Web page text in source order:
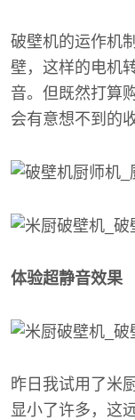
破壁机的运作机
壁，这样的电机
音。但既然打算
会有意想不到的
体验超静音效果
昨日我试用了米
显小了许多，这